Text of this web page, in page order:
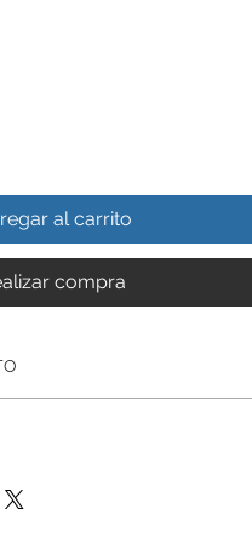
al carrito
compra
pieza
por Artesanos
le ofrecemos Garantía en